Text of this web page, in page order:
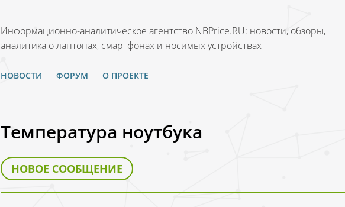
Информационно-аналитическое агентство NBPrice.RU: новости, обзоры,
аналитика о лаптопах, смартфонах и носимых устройствах
НОВОСТИ ФОРУМ О ПРОЕКТЕ
Температура ноутбука
НОВОЕ СООБЩЕНИЕ